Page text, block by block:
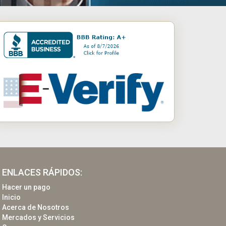
ENLACES RÁPIDOS:
Hacer un pago
Inicio
Acerca de Nosotros
Mercados y Servicios